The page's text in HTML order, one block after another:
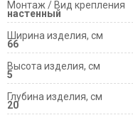
Монтаж / Вид крепления
настенный
Ширина изделия, см
66
Высота изделия, см
5
Глубина изделия, см
20